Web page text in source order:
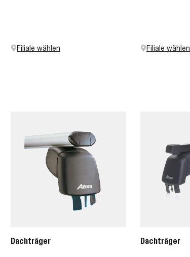
Filiale wählen Filiale wählen
Dachträger Dachträger